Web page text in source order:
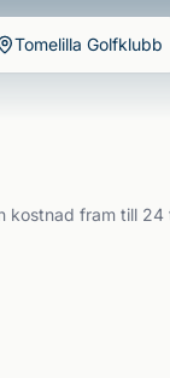
Tomelilla Golfklubb
kostnad fram till